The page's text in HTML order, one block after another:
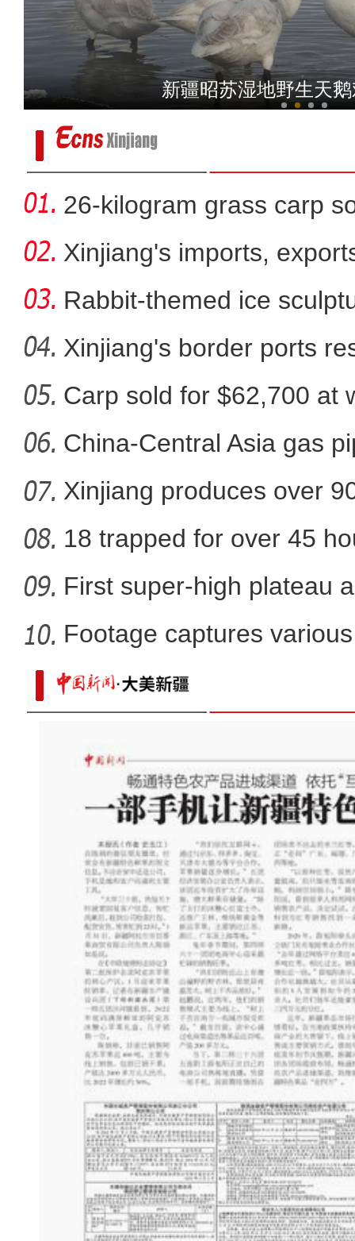
阿拉尔市卡通人物迎
新疆昭苏：玉湖现绝
新疆巴里坤草原成群野生
26-kilogram grass carp
win
Xinjiang's imports,
Rabbit-themed ice
Xinjiang's border ports
clea
Carp sold for $62,700 at
China-Central Asia gas
Xinjiang produces over
cotton
18 trapped for over 45
gold
First super-high plateau
Footage captures
in